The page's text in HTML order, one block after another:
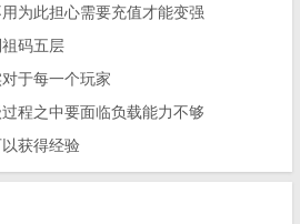
为此担心需要充值才能变强
码五层
于每一个玩家
程之中要面临负载能力不够
获得经验